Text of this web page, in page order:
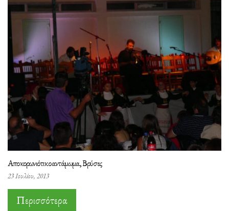
Αποκορωνιότικο αντάμωμα, Βρύσες
23 Ιουλίου, 2013
Περισσότερα